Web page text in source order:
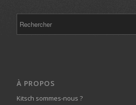
À PROPOS
Kitsch sommes-nous ?